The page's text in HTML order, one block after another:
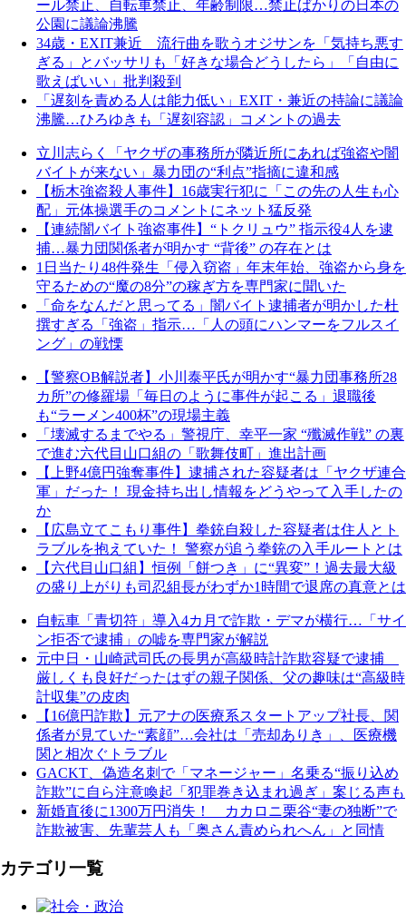
ール禁止、自転車禁止、年齢制限…禁止ばかりの日本の
公園に議論沸騰
34歳・EXIT兼近 流行曲を歌うオジサンを「気持ち悪す
ぎる」とバッサリも「好きな場合どうしたら」「自由に
歌えばいい」批判殺到
「遅刻を責める人は能力低い」EXIT・兼近の持論に議論
沸騰…ひろゆきも「遅刻容認」コメントの過去
立川志らく「ヤクザの事務所が隣近所にあれば強盗や闇
バイトが来ない」暴力団の“利点”指摘に違和感
【栃木強盗殺人事件】16歳実行犯に「この先の人生も心
配」元体操選手のコメントにネット猛反発
【連続闇バイト強盗事件】“トクリュウ” 指示役4人を逮
捕…暴力団関係者が明かす “背後” の存在とは
1日当たり48件発生「侵入窃盗」年末年始、強盗から身を
守るための“魔の8分”の稼ぎ方を専門家に聞いた
「命をなんだと思ってる」闇バイト逮捕者が明かした杜
撰すぎる「強盗」指示…「人の頭にハンマーをフルスイ
ング」の戦慄
【警察OB解説者】小川泰平氏が明かす“暴力団事務所28
カ所”の修羅場「毎日のように事件が起こる」退職後
も“ラーメン400杯”の現場主義
「壊滅するまでやる」警視庁、幸平一家 “殲滅作戦” の裏
で進む六代目山口組の「歌舞伎町」進出計画
【上野4億円強奪事件】逮捕された容疑者は「ヤクザ連合
軍」だった！ 現金持ち出し情報をどうやって入手したの
か
【広島立てこもり事件】拳銃自殺した容疑者は住人とト
ラブルを抱えていた！ 警察が追う拳銃の入手ルートとは
【六代目山口組】恒例「餅つき」に“異変”！過去最大級
の盛り上がりも司忍組長がわずか1時間で退席の真意とは
自転車「青切符」導入4カ月で詐欺・デマが横行…「サイ
ン拒否で逮捕」の嘘を専門家が解説
元中日・山崎武司氏の長男が高級時計詐欺容疑で逮捕
厳しくも良好だったはずの親子関係、父の趣味は“高級時
計収集”の皮肉
【16億円詐欺】元アナの医療系スタートアップ社長、関
係者が見ていた“素顔”…会社は「売却ありき」、医療機
関と相次ぐトラブル
GACKT、偽造名刺で「マネージャー」名乗る“振り込め
詐欺”に自ら注意喚起「犯罪巻き込まれ過ぎ」案じる声も
新婚直後に1300万円消失！ カカロニ栗谷“妻の独断”で
詐欺被害、先輩芸人も「奥さん責められへん」と同情
カテゴリ一覧